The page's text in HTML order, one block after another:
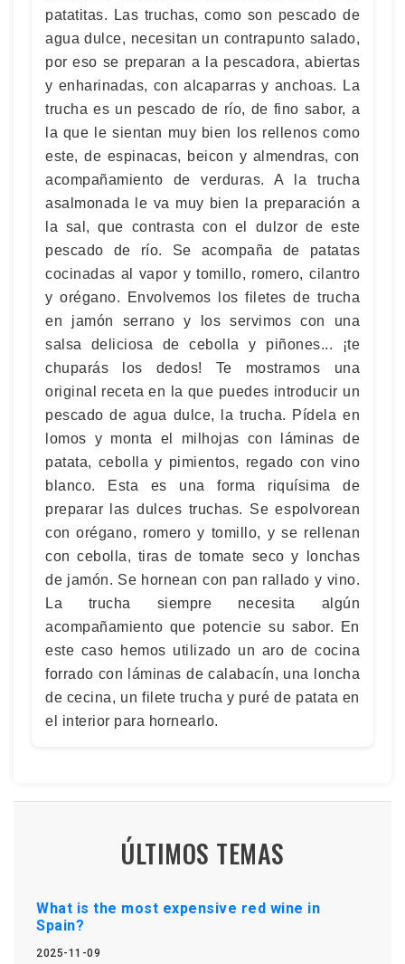
patatitas. Las truchas, como son pescado de
agua dulce, necesitan un contrapunto salado,
por eso se preparan a la pescadora, abiertas
y enharinadas, con alcaparras y anchoas. La
trucha es un pescado de río, de fino sabor, a
la que le sientan muy bien los rellenos como
este, de espinacas, beicon y almendras, con
acompañamiento de verduras. A la trucha
asalmonada le va muy bien la preparación a
la sal, que contrasta con el dulzor de este
pescado de río. Se acompaña de patatas
cocinadas al vapor y tomillo, romero, cilantro
y orégano. Envolvemos los filetes de trucha
en jamón serrano y los servimos con una
salsa deliciosa de cebolla y piñones... ¡te
chuparás los dedos! Te mostramos una
original receta en la que puedes introducir un
pescado de agua dulce, la trucha. Pídela en
lomos y monta el milhojas con láminas de
patata, cebolla y pimientos, regado con vino
blanco. Esta es una forma riquísima de
preparar las dulces truchas. Se espolvorean
con orégano, romero y tomillo, y se rellenan
con cebolla, tiras de tomate seco y lonchas
de jamón. Se hornean con pan rallado y vino.
La trucha siempre necesita algún
acompañamiento que potencie su sabor. En
este caso hemos utilizado un aro de cocina
forrado con láminas de calabacín, una loncha
de cecina, un filete trucha y puré de patata en
el interior para hornearlo.
ÚLTIMOS TEMAS
What is the most expensive red wine in
Spain?
2025-11-09